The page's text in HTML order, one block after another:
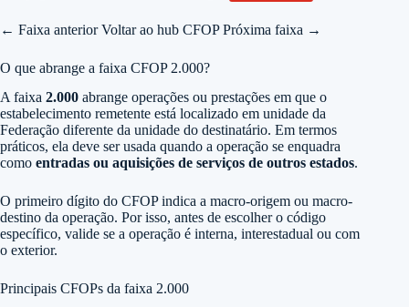
← Faixa anterior Voltar ao hub CFOP Próxima faixa →
O que abrange a faixa CFOP 2.000?
A faixa 2.000 abrange operações ou prestações em que o
estabelecimento remetente está localizado em unidade da
Federação diferente da unidade do destinatário. Em termos
práticos, ela deve ser usada quando a operação se enquadra
como entradas ou aquisições de serviços de outros estados.
O primeiro dígito do CFOP indica a macro-origem ou macro-
destino da operação. Por isso, antes de escolher o código
específico, valide se a operação é interna, interestadual ou com
o exterior.
Principais CFOPs da faixa 2.000